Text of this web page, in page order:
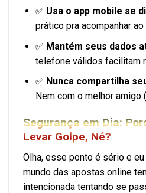
✅ Usa o app mobile se
prático pra acompanhar
✅ Mantém seus dados
telefone válidos facilitam
✅ Nunca compartilha
Nem com o melhor
Segurança em Dia:
Levar Golpe, Né?
Olha, esse ponto é sério e eu
mundo das apostas online
intencionada tentando se